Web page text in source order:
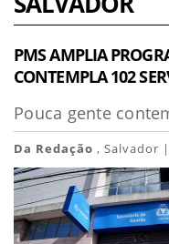
PMS AMPLIA
CONTEMPLA 102
Pouca gente
Da Redação , Salvador